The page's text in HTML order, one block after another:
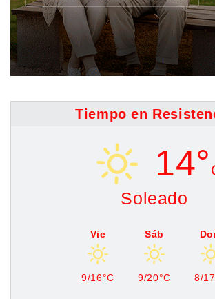
Tiempo en
14°
Soleado
Vie
9/16°C
Sáb
9/20°C 8/